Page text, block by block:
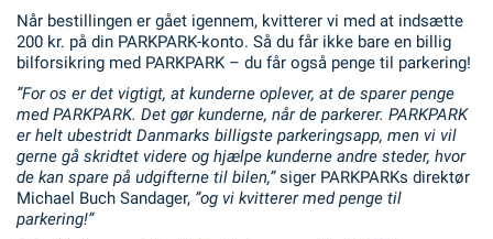
Når bestillingen er gået igennem, kvitterer vi med at indsætte
200 kr. på din PARKPARK-konto. Så du får ikke bare en billig
bilforsikring med PARKPARK – du får også penge til parkering!
”For os er det vigtigt, at kunderne oplever, at de sparer penge
med PARKPARK. Det gør kunderne, når de parkerer. PARKPARK
er helt ubestridt Danmarks billigste parkeringsapp, men vi vil
gerne gå skridtet videre og hjælpe kunderne andre steder, hvor
de kan spare på udgifterne til bilen,”siger PARKPARKs direktør
Michael Buch Sandager, ”og vi kvitterer med penge til
parkering!”